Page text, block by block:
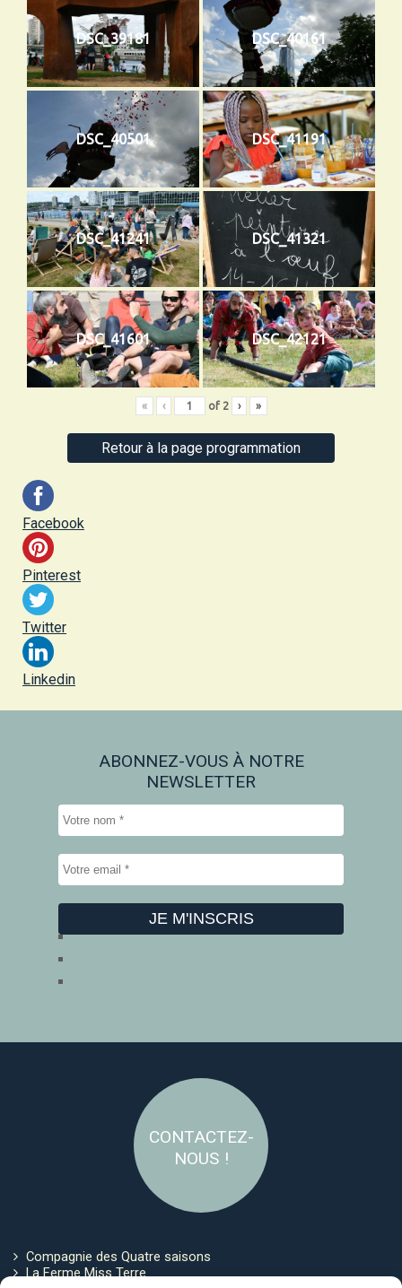
DSC_39181 DSC_40161
DSC_40501 DSC_41191
DSC_41241 DSC_41321
DSC_41601 DSC_42121
« ‹ of 2 › »
Retour à la page programmation
Facebook
Pinterest
Twitter
Linkedin
ABONNEZ-VOUS À NOTRE
NEWSLETTER
CONTACTEZ-
NOUS !
Compagnie des Quatre saisons
La Ferme Miss Terre